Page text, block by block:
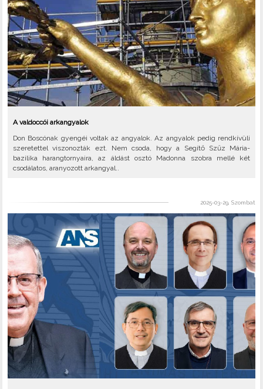
A valdoccói arkangyalok
Don Boscónak gyengéi voltak az angyalok. Az angyalok pedig rendkívüli
szeretettel viszonozták ezt. Nem csoda, hogy a Segítő Szűz Mária-
bazilika harangtornyaira, az áldást osztó Madonna szobra mellé két
csodálatos, aranyozott arkangyal..
2025-03-29, Szombat